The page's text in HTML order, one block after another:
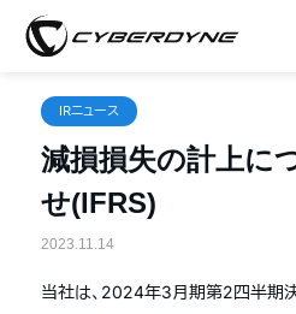
IRニュース
減損損失の計上に
せ(IFRS)
2023.11.14
当社は、2024年3月期第2四半期